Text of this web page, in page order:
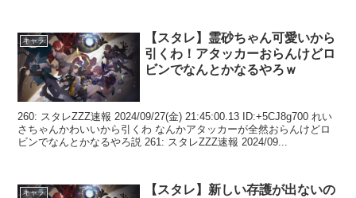
キャラ
【スタレ】霊砂ちゃん可愛いから
引くわ！アタッカーおらんけどロ
ビンでなんとかなるやろｗ
260: スタレZZZ速報 2024/09/27(金) 21:45:00.13 ID:+5CJ8g700 れい
さちゃんかわいいから引くわ なんかアタッカーが全然おらんけどロ
ビンでなんとかなるやろ説 261: スタレZZZ速報 2024/09...
キャラ
【スタレ】新しい存護が出ないの